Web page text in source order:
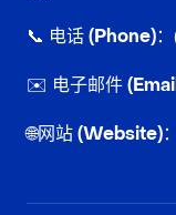
📞 电话 (Phone)：
✉️ 电子邮件
🌐网站 (Website)：